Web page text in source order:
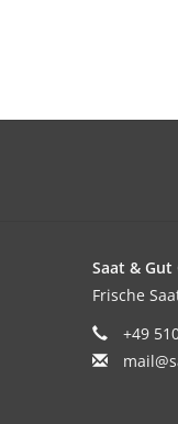
Saat & Gut
Frische
+49